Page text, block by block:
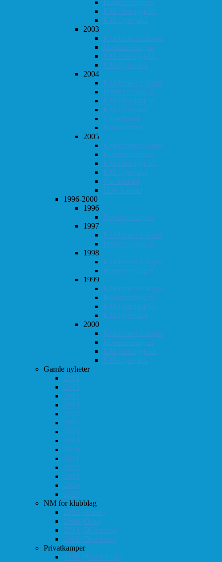
Høstturneringen
KM i hurtigsjakk
KM i lynsjakk
2003
Klubbmesterskapet
Høstturneringen
KM i hurtigsjakk
KM i lynsjakk
2004
Klubbmesterskapet
Høstturneringen
KM i hurtigsjakk
KM i lynsjakk
Vår-konrad
Høst-konrad
2005
Klubbmesterskapet
Høstturneringen
KM i hurtigsjakk
KM i lynsjakk
Vår-konrad
Høst-konrad
1996-2000
1996
Høstturneringen
1997
Klubbmesterskapet
Høstturneringen
1998
Klubbmesterskapet
Høstturneringen
1999
Klubbmesterskapet
Høstturneringen
KM i hurtigsjakk
KM i lynsjakk
2000
Klubbmesterskapet
Høstturneringen
KM i hurtigsjakk
KM i lynsjakk
Gamle nyheter
2012
2013
2014
2015
2016
2017
2018
2019
2020
2021
2022
2023
2024
2025
NM for klubblag
2003 (Asker)
2008 (Oslo)
2010 (Drammen)
2025 (Drammen)
Privatkamper
1998 (Akademisk)